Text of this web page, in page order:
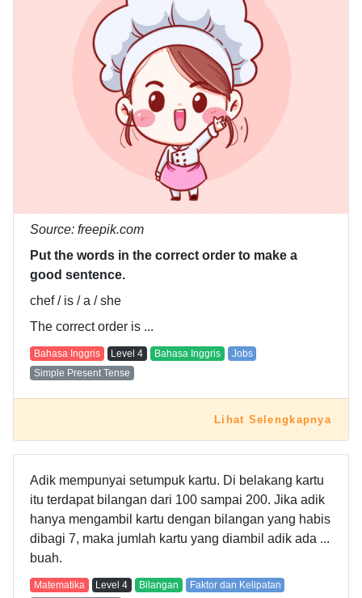
Source: freepik.com
Put the words in the correct order to make a
good sentence.
chef / is / a / she
The correct order is ...
Bahasa Inggris Level 4 Bahasa Inggris
Jobs
Simple Present Tense
Lihat Selengkapnya
Adik mempunyai setumpuk kartu. Di belakang kartu
itu terdapat bilangan dari 100 sampai 200. Jika adik
hanya mengambil kartu dengan bilangan yang habis
dibagi 7, maka jumlah kartu yang diambil adik ada ...
buah.
Matematika Level 4 Bilangan
Faktor dan Kelipatan